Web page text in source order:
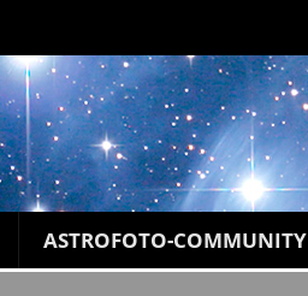
ASTROFOTO-COMMUNITY